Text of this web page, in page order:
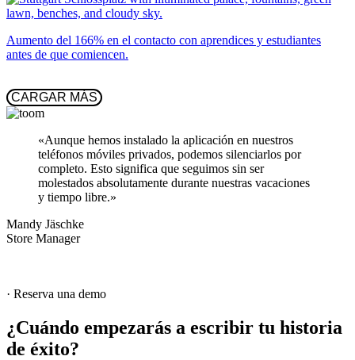
Aumento del 166% en el contacto con aprendices y estudiantes
antes de que comiencen.
CARGAR MÁS
«Aunque hemos instalado la aplicación en nuestros
teléfonos móviles privados, podemos silenciarlos por
completo. Esto significa que seguimos sin ser
molestados absolutamente durante nuestras vacaciones
y tiempo libre.»
Mandy Jäschke
Store Manager
· Reserva una demo
¿Cuándo empezarás a escribir tu historia
de éxito?